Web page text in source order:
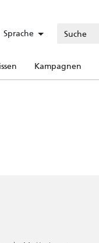
Sprache
Kampagnen